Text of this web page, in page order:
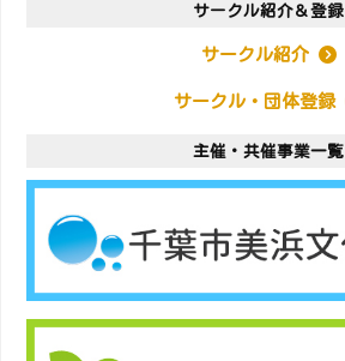
サークル紹介＆登録
サークル紹介
サークル・団体登録
主催・共催事業一覧